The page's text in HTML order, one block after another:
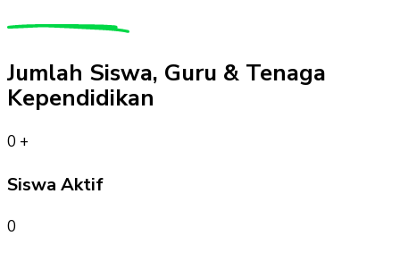
Jumlah Siswa, Guru & Tenaga
Kependidikan
0 +
Siswa Aktif
0